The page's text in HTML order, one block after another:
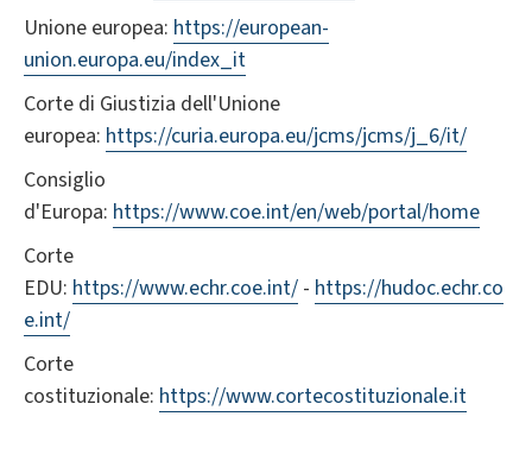
Unione europea: https://european-
union.europa.eu/index_it
Corte di Giustizia dell'Unione
europea: https://curia.europa.eu/jcms/jcms/j_6/it/
Consiglio
d'Europa: https://www.coe.int/en/web/portal/home
Corte
EDU: https://www.echr.coe.int/ - https://hudoc.echr.co
e.int/
Corte
costituzionale: https://www.cortecostituzionale.it